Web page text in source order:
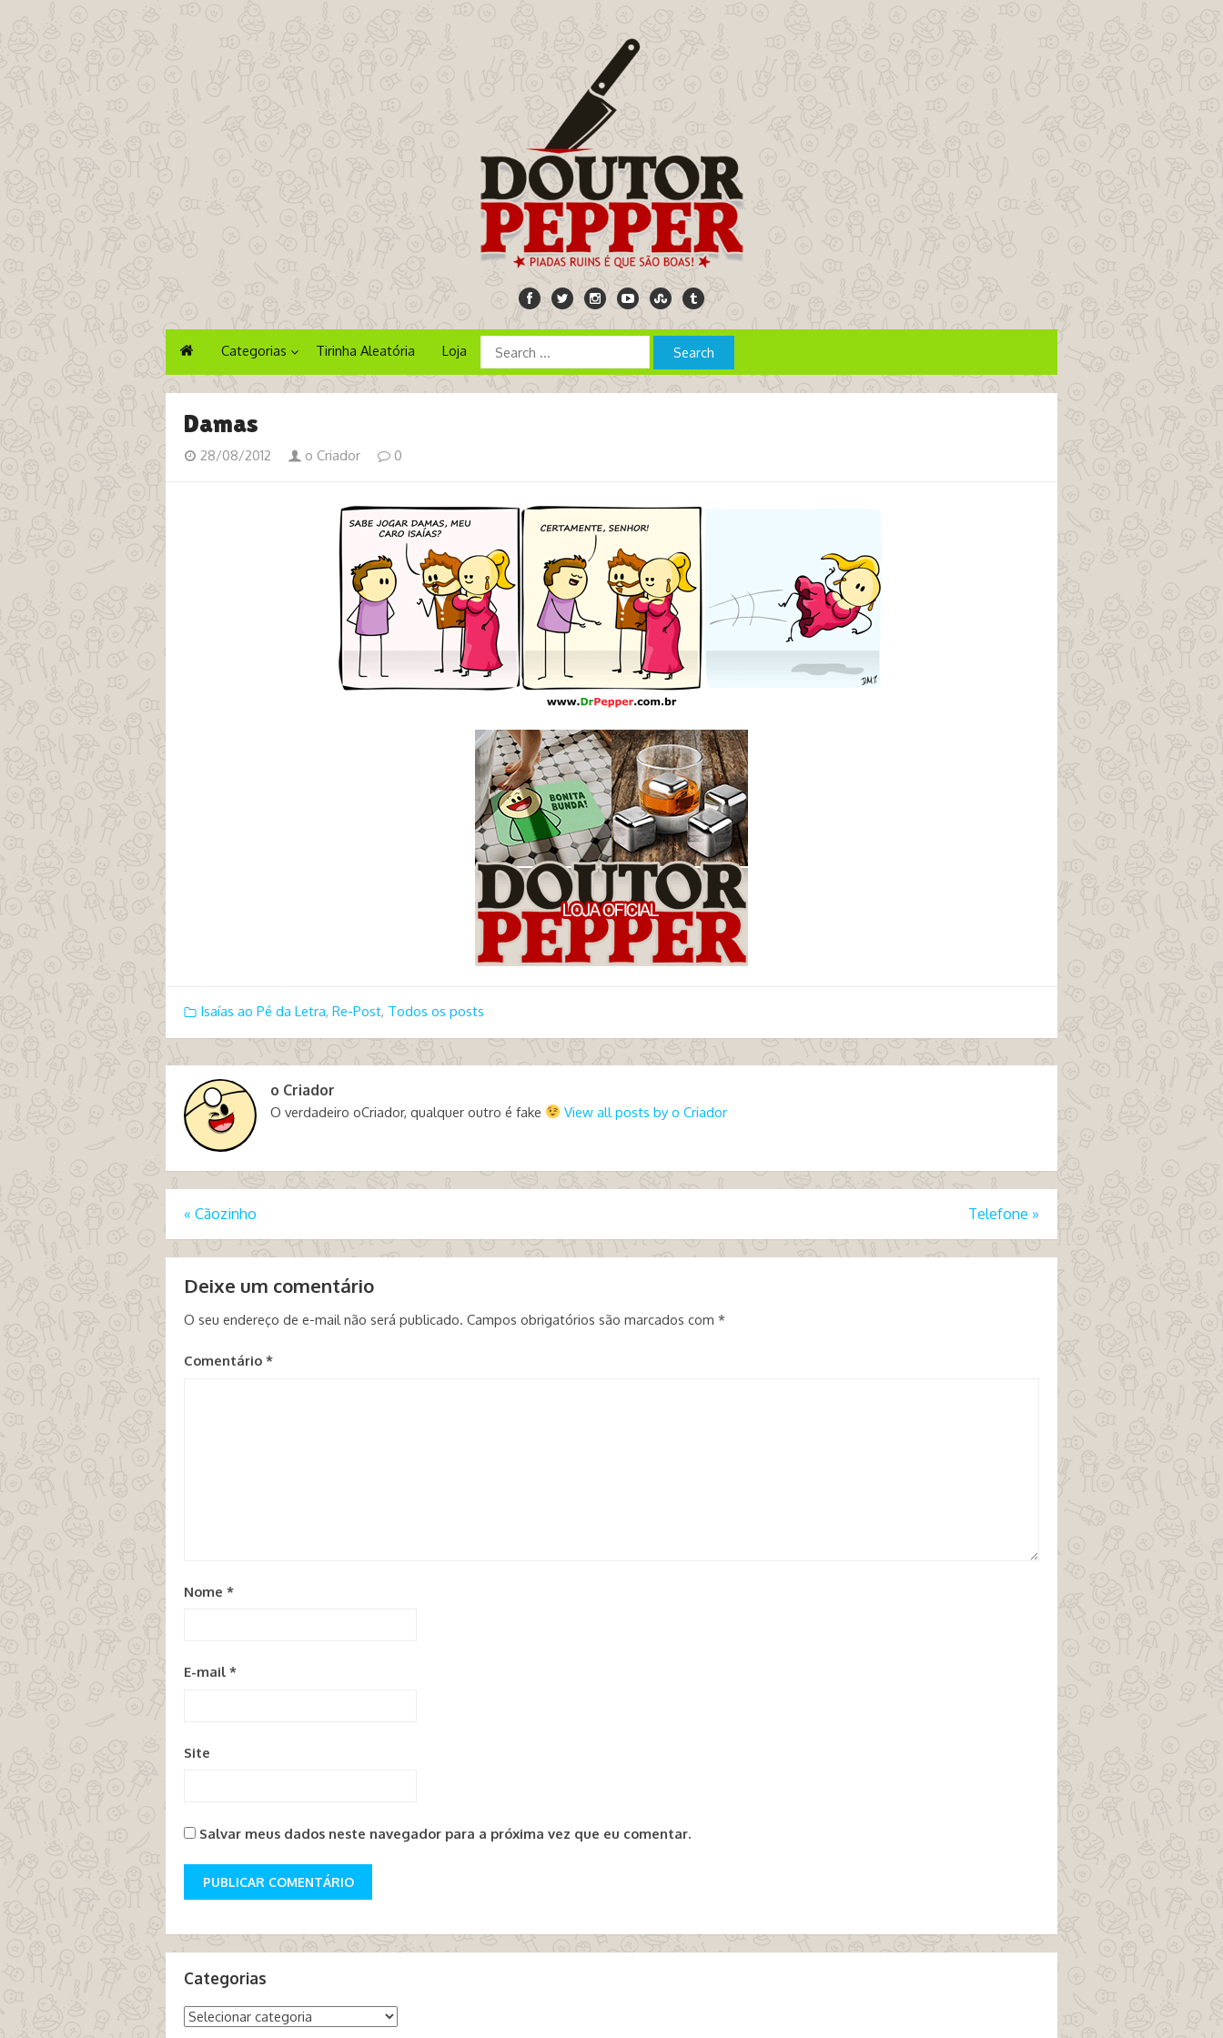
Categorias Tirinha Aleatória Loja
Damas
28/08/2012 o Criador 0
Isaías ao Pé da Letra, Re-Post, Todos os posts
o Criador
O verdadeiro oCriador, qualquer outro é fake View all posts by o Criador
« Cãozinho Telefone »
Deixe um comentário
O seu endereço de e-mail não será publicado. Campos obrigatórios são marcados com *
Comentário *
Nome *
E-mail *
Site
Salvar meus dados neste navegador para a próxima vez que eu comentar.
Categorias
Categorias